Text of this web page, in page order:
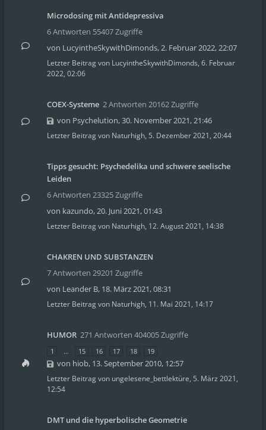
Microdosing mit Antidepressiva
6 Antworten 55407 Zugriffe
von LucyintheSkywithDimonds,2. Februar 2022, 22:07
Letzter Beitrag von LucyintheSkywithDimonds, 6. Februar
2022, 02:06
COEX-Systeme 2 Antworten 20162 Zugriffe
von Psychelution,30. November 2021, 21:46
Letzter Beitrag von Naturhigh, 5. Dezember 2021, 20:44
Tipps gesucht: Psychedelika und schwere seelische
Leiden
6 Antworten 23325 Zugriffe
von kazundo,20. Juni 2021, 01:43
Letzter Beitrag von Naturhigh, 12. August 2021, 14:38
CHAKREN UND SUBSTANZEN
7 Antworten 29201 Zugriffe
von Leander B, 18. März 2021, 08:31
Letzter Beitrag von Naturhigh, 11. Mai 2021, 14:17
HUMOR 271 Antworten 404005 Zugriffe
1 … 15 16 17 18 19
von hiob, 13. September 2010, 12:57
Letzter Beitrag von ungelesene_bettlektüre, 5. März 2021,
12:54
DMT und die hyperbolische Geometrie